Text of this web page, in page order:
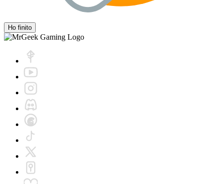
Ho finito